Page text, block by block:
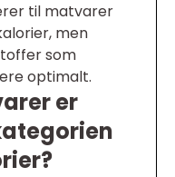
til matvarer
men
som
optimalt.
er